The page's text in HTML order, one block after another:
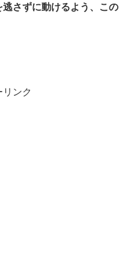
さずに動けるよう、この
リンク